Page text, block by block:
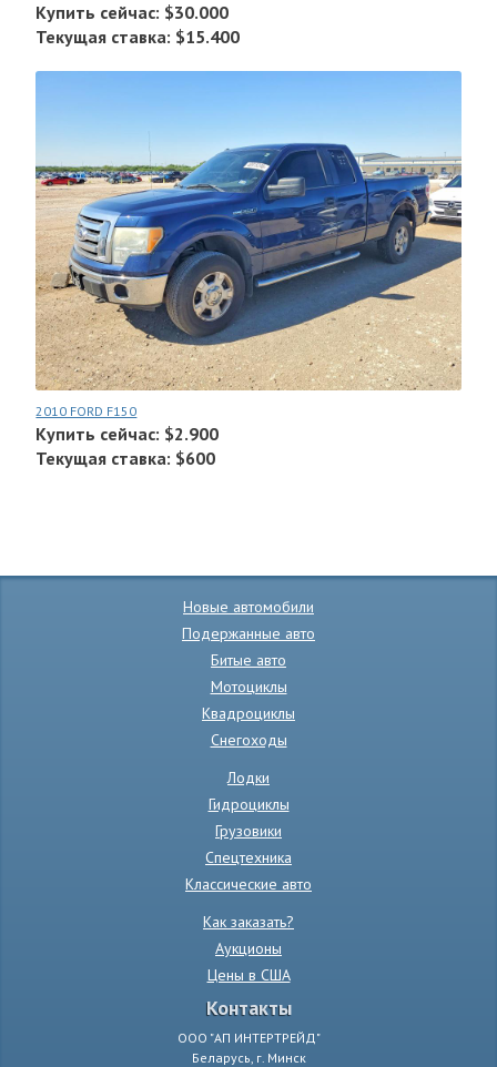
Купить сейчас: $30.000
Текущая ставка: $15.400
2010 FORD F150
Купить сейчас: $2.900
Текущая ставка: $600
Новые автомобили
Подержанные авто
Битые авто
Мотоциклы
Квадроциклы
Снегоходы
Лодки
Гидроциклы
Грузовики
Спецтехника
Классические авто
Как заказать?
Аукционы
Цены в США
Контакты
ООО "АП ИНТЕРТРЕЙД"
Беларусь, г. Минск